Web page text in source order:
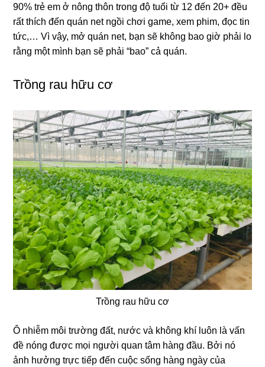
90% trẻ em ở nông thôn trong độ tuổi từ 12 đến 20+ đều
rất thích đến quán net ngồi chơi game, xem phim, đọc tin
tức,… Vì vậy, mở quán net, bạn sẽ không bao giờ phải lo
rằng một mình bạn sẽ phải “bao” cả quán.
Trồng rau hữu cơ
Trồng rau hữu cơ
Ô nhiễm môi trường đất, nước và không khí luôn là vấn
đề nóng được mọi người quan tâm hàng đầu. Bởi nó
ảnh hưởng trực tiếp đến cuộc sống hàng ngày của